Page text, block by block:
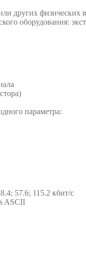
физических
оборудования:
параметра:
57.6; 115.2 кбит/с
ASCII